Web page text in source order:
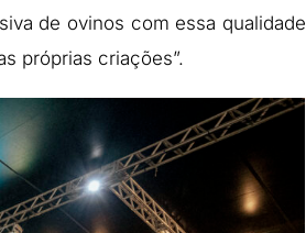
de ovinos com essa qualidade
próprias criações”.